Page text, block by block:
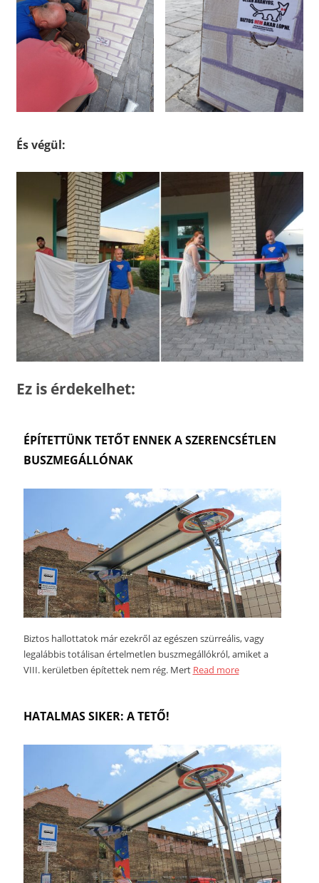
És végül:
Ez is érdekelhet:
ÉPÍTETTÜNK TETŐT ENNEK A SZERENCSÉTLEN
BUSZMEGÁLLÓNAK
Biztos hallottatok már ezekről az egészen szürreális, vagy
legalábbis totálisan értelmetlen buszmegállókról, amiket a
VIII. kerületben építettek nem rég. Mert Read more
HATALMAS SIKER: A TETŐ!